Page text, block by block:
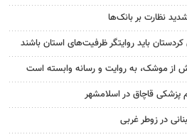
نظارت بر بانک‌ها
باید روایتگر ظرفیت‌های استان باشند
از موشک، به روایت و رسانه وابسته است